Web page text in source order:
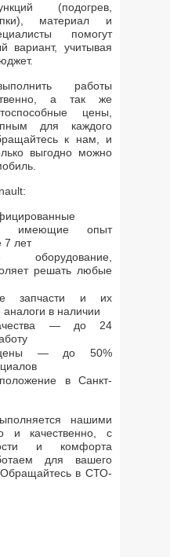
(подогрев,
материал и
помогут
вариант, учитывая
работы
а так же
цены,
для каждого
к нам, и
выгодно можно
имеющие опыт
7 лет
оборудование,
решать любые
запчасти и их
аналоги в наличии
— до 24
цены — до 50%
в Санкт-
нашими
и качественно, с
и комфорта
для вашего
Обращайтесь в СТО-